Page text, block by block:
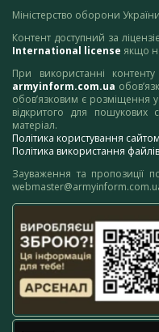
Міністерство оборони України
Контент доступний за
International license якщо
При використанні
armyinform.com.ua
обов’язковим є розміщення
відкритого для пошукових
матеріал.
Політика користування
Політика використання
Зауваження та пропозиції